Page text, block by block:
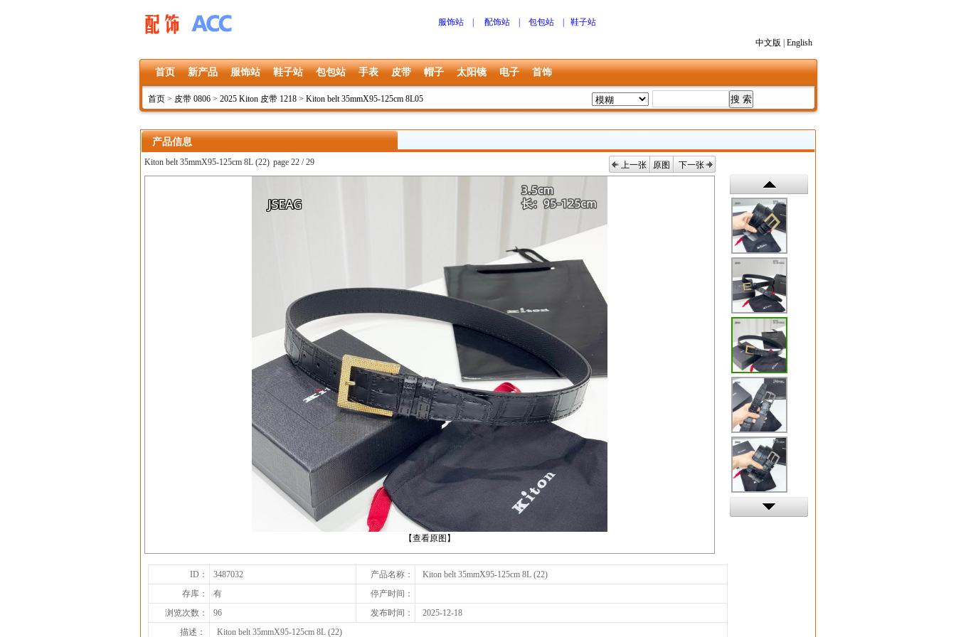
服饰站 配饰站 包包站 鞋子站
中文版 English
首页 新产品 服饰站 鞋子站 包包站 手表 皮带 帽子 太阳镜 电子 首饰
首页 > 皮带 0806 > 2025 Kiton 皮带 1218 > Kiton belt 35mmX95-125cm 8L05
产品信息
Kiton belt 35mmX95-125cm 8L (22) page 22 / 29 上一张 原图 下一张
【查看原图】
ID： 3487032 产品名称：
Kiton belt 35mmX95-125cm 8L (22)
存库：
有
停产时间：
浏览次数：
96 发布时间：
2025-12-18
描述：
Kiton belt 35mmX95-125cm 8L (22)